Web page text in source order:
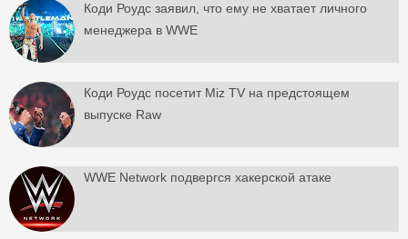
Коди Роудс заявил, что ему не хватает личного
менеджера в WWE
Коди Роудс посетит Miz TV на предстоящем
выпуске Raw
WWE Network подвергся хакерской атаке